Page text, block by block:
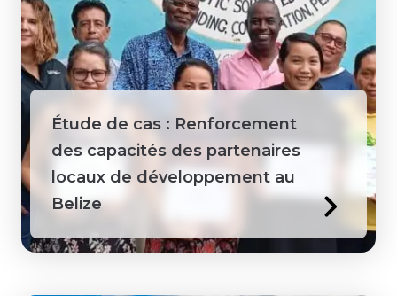
Étude de cas : Renforcement
des capacités des partenaires
locaux de développement au
Belize